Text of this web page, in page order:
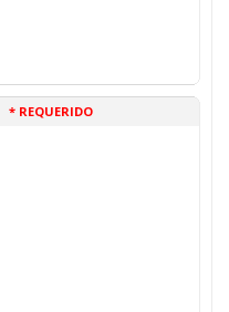
* REQUERIDO